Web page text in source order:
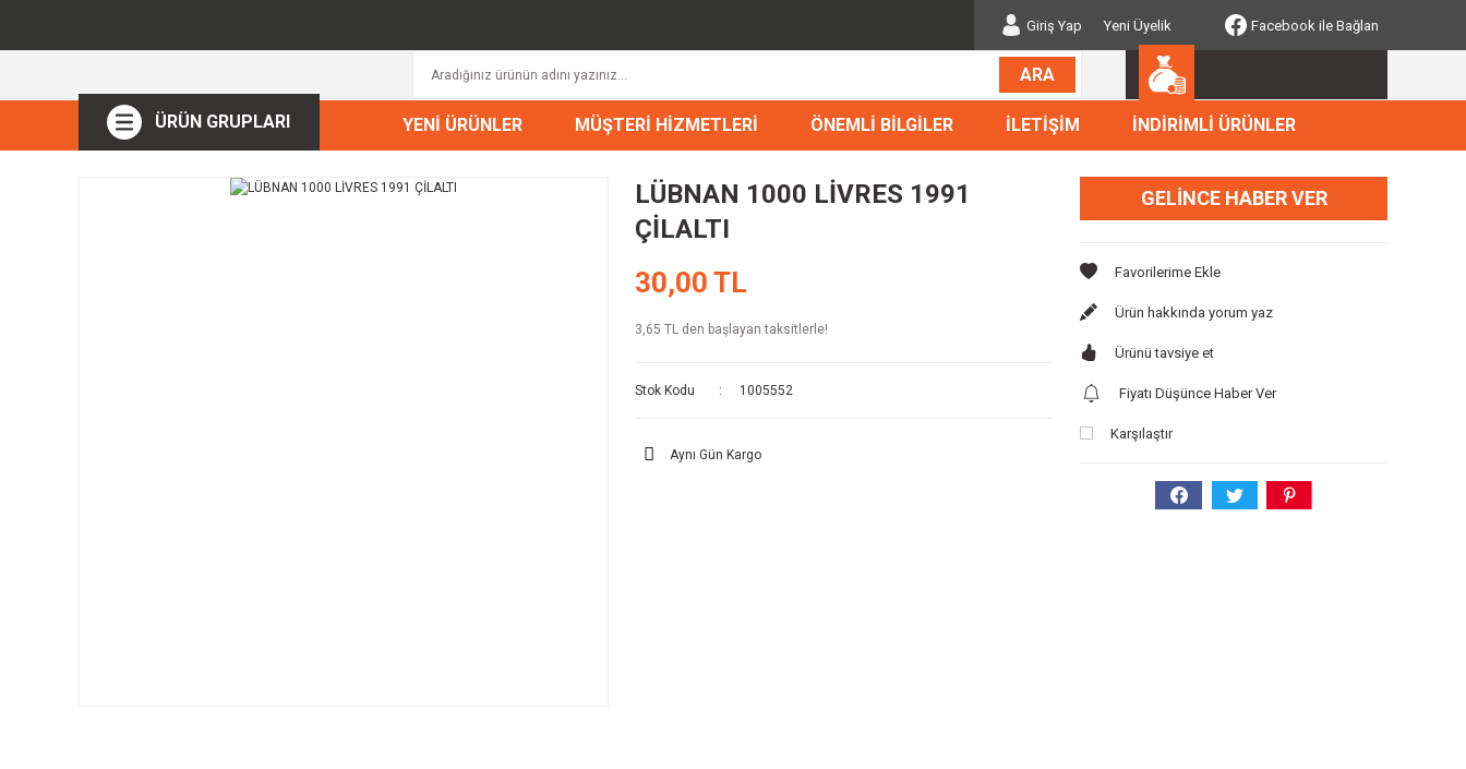
Giriş Yap Yeni Üyelik Facebook ile Bağlan
ARA
ÜRÜN GRUPLARI YENİ ÜRÜNLER MÜŞTERİ HİZMETLERİ ÖNEMLİ BİLGİLER İLETİŞİM İNDİRİMLİ ÜRÜNLER
LÜBNAN 1000 LİVRES 1991
ÇİLALTI
30,00 TL
3,65 TL den başlayan taksitlerle!
Stok Kodu 1005552
Aynı Gün Kargo
GELINCE HABER VER
Ürün hakkında yorum yaz
Ürünü tavsiye et
Fiyatı Düşünce Haber Ver
Karşılaştır